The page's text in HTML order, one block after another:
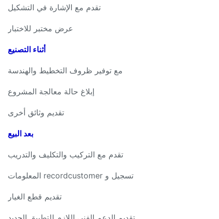
تقدم مع الإشارة في التشكيل
عرض مختبر للاختبار
أثناء التصنيع
مع توفير ظروف التخطيط والهندسة
إبلاغ حالة معالجة المشروع
تقديم وثائق أخرى
بعد البيع
تقدم مع التركيب والتكليف والتدريب
تسجيل و recordcustomer المعلومات
تقديم قطع الغيار